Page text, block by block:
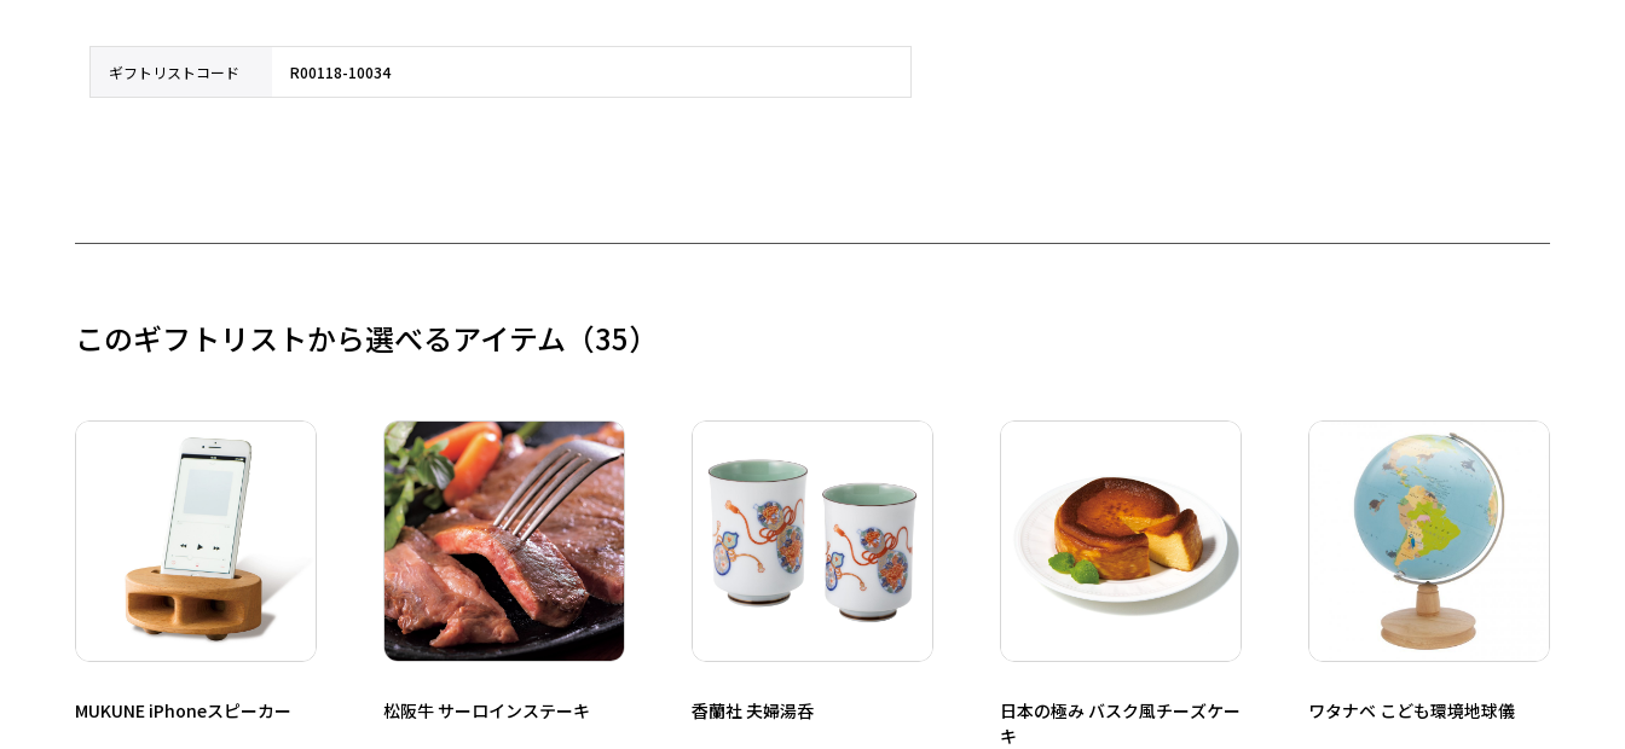
ギフトリストコード R00118-10034
このギフトリストから選べるアイテム （35）
MUKUNE iPhoneスピーカー 松阪牛 サーロインステーキ 香蘭社 夫婦湯呑
日本の極み バスク風チーズケー
キ
ワタナベ こども環境地球儀